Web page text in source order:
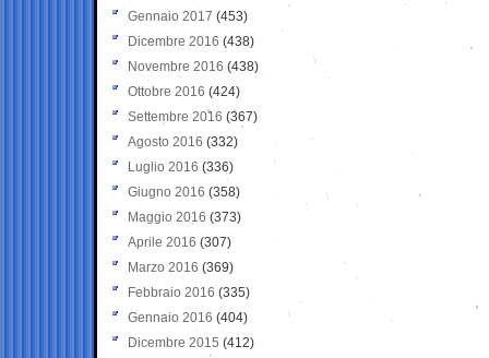
Gennaio 2017 (453)
Dicembre 2016 (438)
Novembre 2016 (438)
Ottobre 2016 (424)
Settembre 2016 (367)
Agosto 2016 (332)
Luglio 2016 (336)
Giugno 2016 (358)
Maggio 2016 (373)
Aprile 2016 (307)
Marzo 2016 (369)
Febbraio 2016 (335)
Gennaio 2016 (404)
Dicembre 2015 (412)